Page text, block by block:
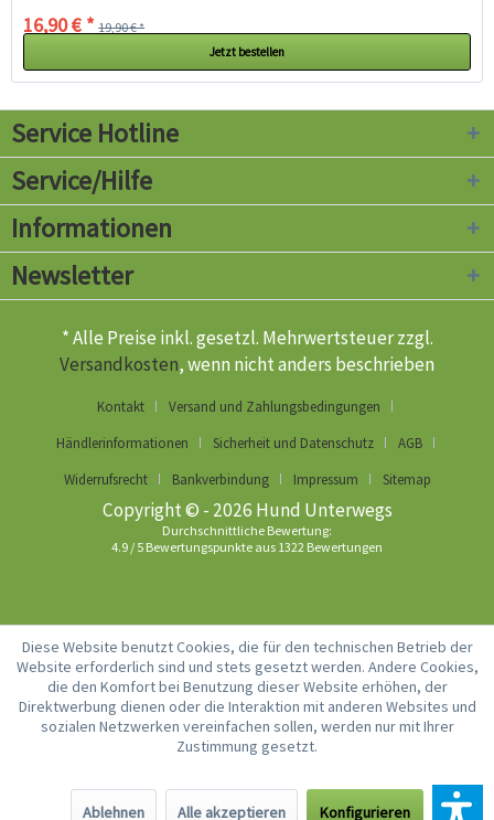
16,90 € * 19,90 € *
Jetzt bestellen
Service Hotline
Service/Hilfe
Informationen
Newsletter
* Alle Preise inkl. gesetzl. Mehrwertsteuer zzgl.
Versandkosten, wenn nicht anders beschrieben
Kontakt
Versand und Zahlungsbedingungen
Händlerinformationen
Sicherheit und Datenschutz
AGB
Widerrufsrecht
Bankverbindung Impressum Sitemap
Copyright © - 2026 Hund Unterwegs
Durchschnittliche Bewertung:
4.9 / 5 Bewertungspunkte aus 1322 Bewertungen
Diese Website benutzt Cookies, die für den technischen Betrieb der
Website erforderlich sind und stets gesetzt werden. Andere Cookies,
die den Komfort bei Benutzung dieser Website erhöhen, der
Direktwerbung dienen oder die Interaktion mit anderen Websites und
sozialen Netzwerken vereinfachen sollen, werden nur mit Ihrer
Zustimmung gesetzt.
Ablehnen Alle akzeptieren Konfigurieren